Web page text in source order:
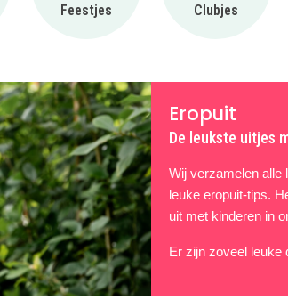
Feestjes Clubjes
Eropuit
De leukste uitjes
Wij verzamelen alle
leuke eropuit-tips.
uit met kinderen in
Er zijn zoveel leuke